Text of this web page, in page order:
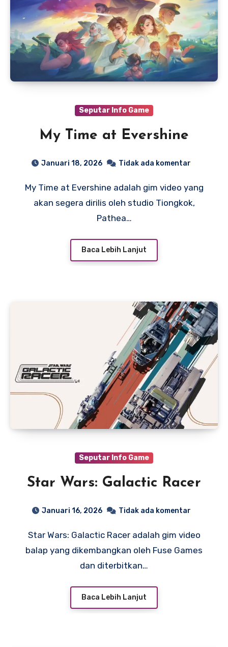
Seputar Info Game
My Time at Evershine
Januari 18, 2026 Tidak ada komentar
My Time at Evershine adalah gim video yang
akan segera dirilis oleh studio Tiongkok,
Pathea…
Baca Lebih Lanjut
Seputar Info Game
Star Wars: Galactic Racer
Januari 16, 2026 Tidak ada komentar
Star Wars: Galactic Racer adalah gim video
balap yang dikembangkan oleh Fuse Games
dan diterbitkan…
Baca Lebih Lanjut